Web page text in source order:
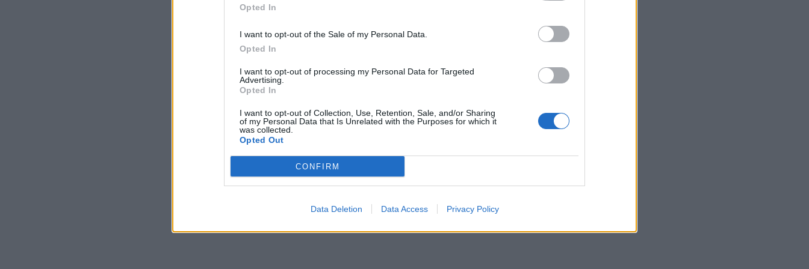
Opted In
I want to opt-out of the Sale of my Personal Data.
Opted In
I want to opt-out of processing my Personal Data for Targeted
Advertising.
Opted In
I want to opt-out of Collection, Use, Retention, Sale, and/or Sharing
of my Personal Data that Is Unrelated with the Purposes for which it
was collected.
Opted Out
CONFIRM
Data Deletion Data Access Privacy Policy